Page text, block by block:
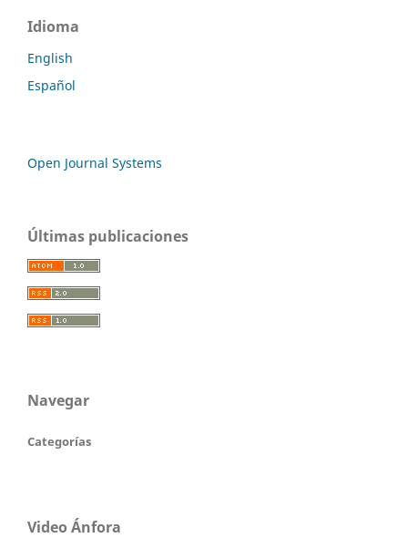
Idioma
English
Español
Open Journal Systems
Últimas publicaciones
Navegar
Categorías
Video Ánfora